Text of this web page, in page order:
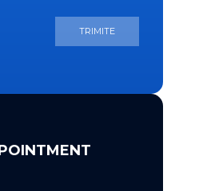
TRIMITE